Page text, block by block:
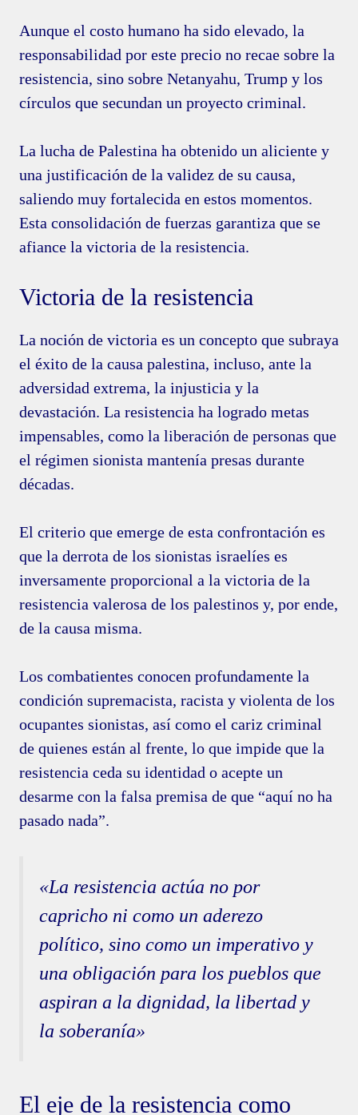
Aunque el costo humano ha sido elevado, la
responsabilidad por este precio no recae sobre la
resistencia, sino sobre Netanyahu, Trump y los
círculos que secundan un proyecto criminal.
La lucha de Palestina ha obtenido un aliciente y
una justificación de la validez de su causa,
saliendo muy fortalecida en estos momentos.
Esta consolidación de fuerzas garantiza que se
afiance la victoria de la resistencia.
Victoria de la resistencia
La noción de victoria es un concepto que subraya
el éxito de la causa palestina, incluso, ante la
adversidad extrema, la injusticia y la
devastación. La resistencia ha logrado metas
impensables, como la liberación de personas que
el régimen sionista mantenía presas durante
décadas.
El criterio que emerge de esta confrontación es
que la derrota de los sionistas israelíes es
inversamente proporcional a la victoria de la
resistencia valerosa de los palestinos y, por ende,
de la causa misma.
Los combatientes conocen profundamente la
condición supremacista, racista y violenta de los
ocupantes sionistas, así como el cariz criminal
de quienes están al frente, lo que impide que la
resistencia ceda su identidad o acepte un
desarme con la falsa premisa de que “aquí no ha
pasado nada”.
«La resistencia actúa no por
capricho ni como un aderezo
político, sino como un imperativo y
una obligación para los pueblos que
aspiran a la dignidad, la libertad y
la soberanía»
El eje de la resistencia como